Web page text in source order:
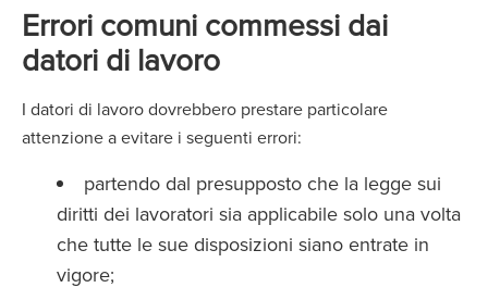
Errori comuni commessi dai
datori di lavoro
I datori di lavoro dovrebbero prestare particolare
attenzione a evitare i seguenti errori:
partendo dal presupposto che la legge sui
diritti dei lavoratori sia applicabile solo una volta
che tutte le sue disposizioni siano entrate in
vigore;